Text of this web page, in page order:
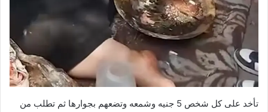
تأخد على كل شخص 5 جنيه وشمعه وتضعهم بجوارها ثم تطلب من